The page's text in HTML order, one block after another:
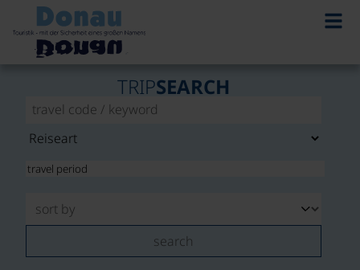
TRIPSEARCH
search